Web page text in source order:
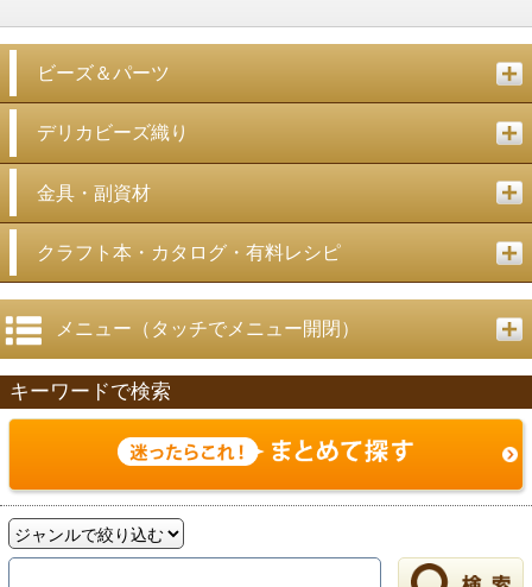
ビーズ＆パーツ
デリカビーズ織り
金具・副資材
クラフト本・カタログ・有料レシピ
メニュー（タッチでメニュー開閉）
キーワードで検索